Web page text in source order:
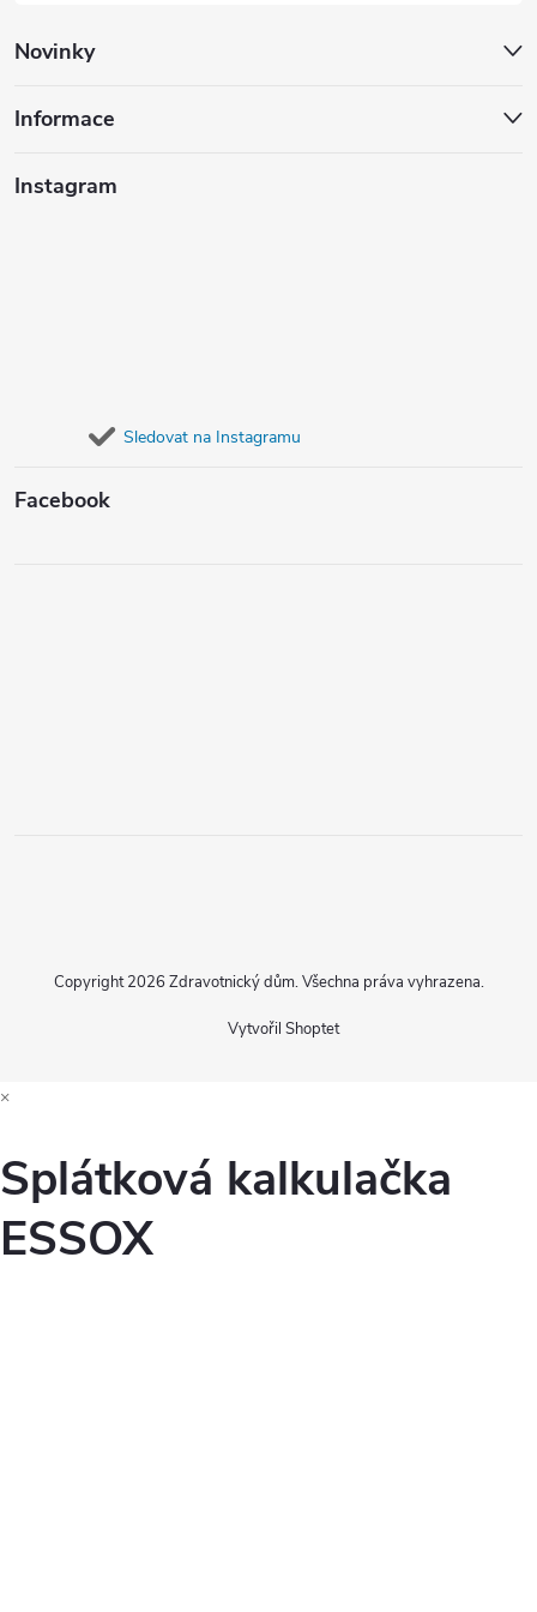
Novinky
Informace
Instagram
Sledovat na Instagramu
Facebook
Vytvořil Shoptet
Copyright 2026 Zdravotnický dům. Všechna práva vyhrazena.
×
Splátková kalkulačka
ESSOX